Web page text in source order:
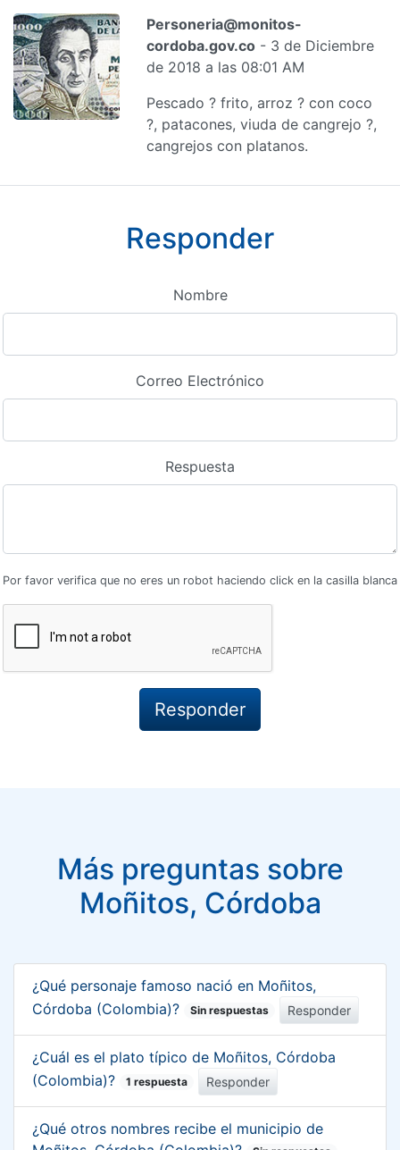
Personeria@monitos-
cordoba.gov.co - 3 de Diciembre
de 2018 a las 08:01 AM
Pescado ? frito, arroz ? con coco
?, patacones, viuda de cangrejo ?,
cangrejos con platanos.
Responder
Nombre
Correo Electrónico
Respuesta
Por favor verifica que no eres un robot haciendo click en la casilla blanca
Más preguntas sobre
Moñitos, Córdoba
¿Qué personaje famoso nació en Moñitos,
Córdoba (Colombia)?
Sin respuestas Responder
¿Cuál es el plato típico de Moñitos, Córdoba
(Colombia)?
1 respuesta Responder
¿Qué otros nombres recibe el municipio de